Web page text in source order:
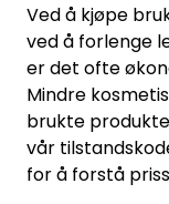
Ved å kjøpe
ved å forlenge
er det ofte
Mindre
brukte
vår
for å forstå
AKTUELT
BRUKT
SAMTALEROM